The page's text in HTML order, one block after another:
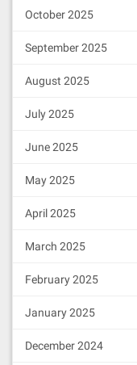
October 2025
September 2025
August 2025
July 2025
June 2025
May 2025
April 2025
March 2025
February 2025
January 2025
December 2024